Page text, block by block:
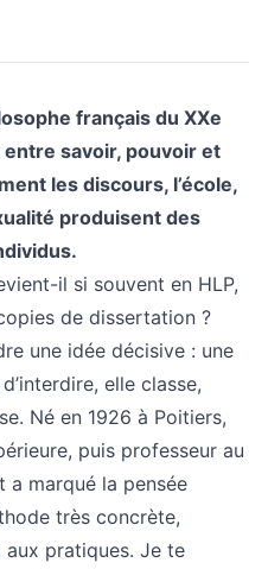
français du XXe
savoir, pouvoir et
les discours, l’école,
produisent des
il si souvent en HLP,
de dissertation ?
une idée décisive : une
elle classe,
Né en 1926 à Poitiers,
puis professeur au
a marqué la pensée
très concrète,
pratiques. Je te